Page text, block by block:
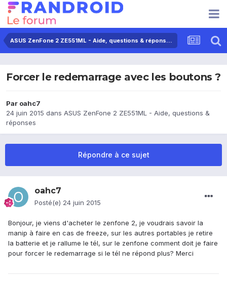
ASUS ZenFone 2 ZE551ML - Aide, questions & réponses
Forcer le redemarrage avec les boutons ?
Par oahc7
24 juin 2015 dans ASUS ZenFone 2 ZE551ML - Aide, questions &
réponses
Répondre à ce sujet
oahc7
Posté(e) 24 juin 2015
Bonjour, je viens d'acheter le zenfone 2, je voudrais savoir la
manip à faire en cas de freeze, sur les autres portables je retire
la batterie et je rallume le tél, sur le zenfone comment doit je faire
pour forcer le redemarrage si le tél ne répond plus? Merci